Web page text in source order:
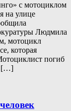
с мотоциклом
на улице
Людмила
мотоцикл
которая
погиб
[…]